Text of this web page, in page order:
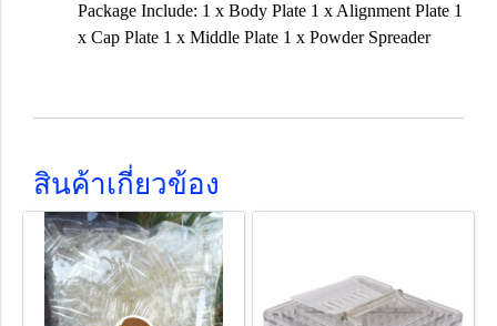
Package Include: 1 x Body Plate 1 x Alignment Plate 1
x Cap Plate 1 x Middle Plate 1 x Powder Spreader
สินค้าเกี่ยวข้อง